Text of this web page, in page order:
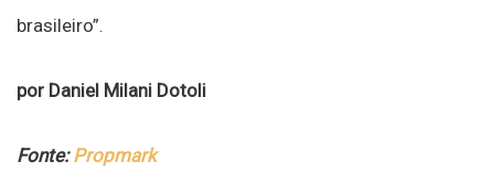
brasileiro”.
por Daniel Milani Dotoli
Fonte:Propmark